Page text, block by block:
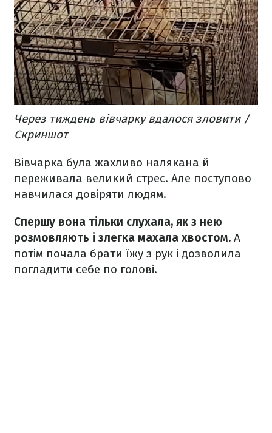
Через тиждень вівчарку вдалося зловити /
Скриншот
Вівчарка була жахливо налякана й
переживала великий стрес. Але поступово
навчилася довіряти людям.
Спершу вона тільки слухала, як з нею
розмовляють і злегка махала хвостом. А
потім почала брати їжу з рук і дозволила
погладити себе по голові.